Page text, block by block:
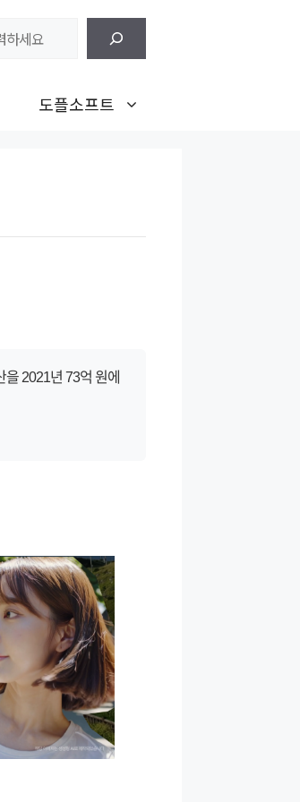
도플소프트
2021년 73억 원에